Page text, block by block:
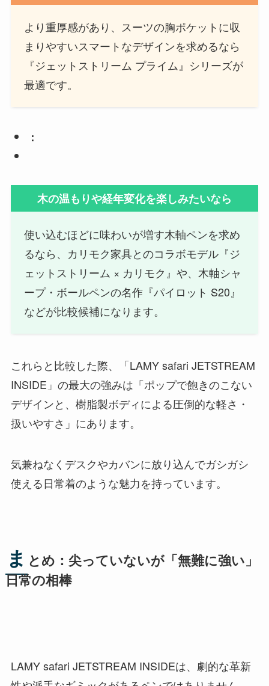
より重厚感があり、スーツの胸ポケットに収
まりやすいスマートなデザインを求めるなら
『ジェットストリーム プライム』シリーズが
最適です。
：
木の温もりや経年変化を楽しみたいなら
使い込むほどに味わいが増す木軸ペンを求め
るなら、カリモク家具とのコラボモデル『ジ
ェットストリーム × カリモク』や、木軸シャ
ープ・ボールペンの名作『パイロット S20』
などが比較候補になります。
これらと比較した際、「LAMY safari JETSTREAM
INSIDE」の最大の強みは「ポップで飽きのこない
デザインと、樹脂製ボディによる圧倒的な軽さ・
扱いやすさ」にあります。
気兼ねなくデスクやカバンに放り込んでガシガシ
使える日常着のような魅力を持っています。
ま とめ：尖っていないが「無難に強い」
日常の相棒
LAMY safari JETSTREAM INSIDEは、劇的な革新